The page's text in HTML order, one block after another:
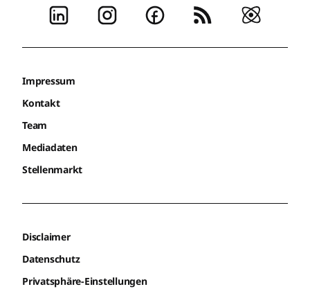
Impressum
Kontakt
Team
Mediadaten
Stellenmarkt
Disclaimer
Datenschutz
Privatsphäre-Einstellungen